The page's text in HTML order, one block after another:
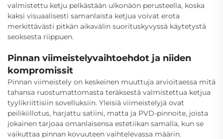
valmistettu ketju pelkästään ulkonäön perusteella, koska
kaksi visuaalisesti samanlaista ketjua voivat erota
merkittävästi pitkän aikavälin suorituskyvyssä käytetystä
seoksesta riippuen.
Pinnan viimeistelyvaihtoehdot ja niiden
kompromissit
Pinnan viimeistely on keskeinen muuttuja arvioitaessa mitä
tahansa ruostumattomasta teräksestä valmistettua ketjua
tyylikriittisiin sovelluksiin. Yleisiä viimeistelyjä ovat
peilikiillotus, harjattu satiini, matta ja PVD-pinnoite, joista
jokainen tarjoaa omanlaisensa estetiikan samalla, kun se
vaikuttaa pinnan kovuuteen vaihtelevassa määrin.